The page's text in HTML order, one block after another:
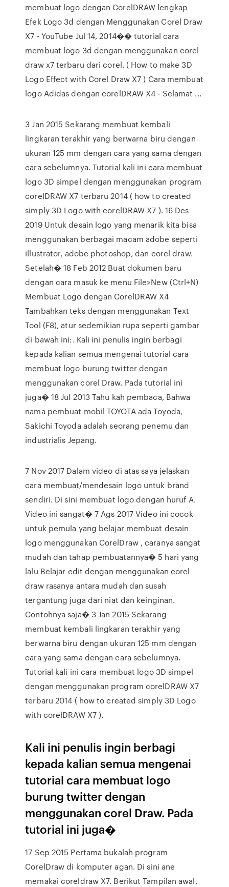
membuat logo dengan CorelDRAW lengkap
Efek Logo 3d dengan Menggunakan Corel Draw
X7 - YouTube Jul 14, 2014�� tutorial cara
membuat logo 3d dengan menggunakan corel
draw x7 terbaru dari corel. ( How to make 3D
Logo Effect with Corel Draw X7 ) Cara membuat
logo Adidas dengan corelDRAW X4 - Selamat ...
3 Jan 2015 Sekarang membuat kembali
lingkaran terakhir yang berwarna biru dengan
ukuran 125 mm dengan cara yang sama dengan
cara sebelumnya. Tutorial kali ini cara membuat
logo 3D simpel dengan menggunakan program
corelDRAW X7 terbaru 2014 ( how to created
simply 3D Logo with corelDRAW X7 ). 16 Des
2019 Untuk desain logo yang menarik kita bisa
menggunakan berbagai macam adobe seperti
illustrator, adobe photoshop, dan corel draw.
Setelah� 18 Feb 2012 Buat dokumen baru
dengan cara masuk ke menu File>New (Ctrl+N)
Membuat Logo dengan CorelDRAW X4
Tambahkan teks dengan menggunakan Text
Tool (F8), atur sedemikian rupa seperti gambar
di bawah ini:. Kali ini penulis ingin berbagi
kepada kalian semua mengenai tutorial cara
membuat logo burung twitter dengan
menggunakan corel Draw. Pada tutorial ini
juga� 18 Jul 2013 Tahu kah pembaca, Bahwa
nama pembuat mobil TOYOTA ada Toyoda,
Sakichi Toyoda adalah seorang penemu dan
industrialis Jepang.
7 Nov 2017 Dalam video di atas saya jelaskan
cara membuat/mendesain logo untuk brand
sendiri. Di sini membuat logo dengan huruf A.
Video ini sangat� 7 Ags 2017 Video ini cocok
untuk pemula yang belajar membuat desain
logo menggunakan CorelDraw , caranya sangat
mudah dan tahap pembuatannya� 5 hari yang
lalu Belajar edit dengan menggunakan corel
draw rasanya antara mudah dan susah
tergantung juga dari niat dan keinginan.
Contohnya saja� 3 Jan 2015 Sekarang
membuat kembali lingkaran terakhir yang
berwarna biru dengan ukuran 125 mm dengan
cara yang sama dengan cara sebelumnya.
Tutorial kali ini cara membuat logo 3D simpel
dengan menggunakan program corelDRAW X7
terbaru 2014 ( how to created simply 3D Logo
with corelDRAW X7 ).
Kali ini penulis ingin berbagi
kepada kalian semua mengenai
tutorial cara membuat logo
burung twitter dengan
menggunakan corel Draw. Pada
tutorial ini juga�
17 Sep 2015 Pertama bukalah program
CorelDraw di komputer agan. Di sini ane
memakai coreldraw X7. Berikut Tampilan awal,